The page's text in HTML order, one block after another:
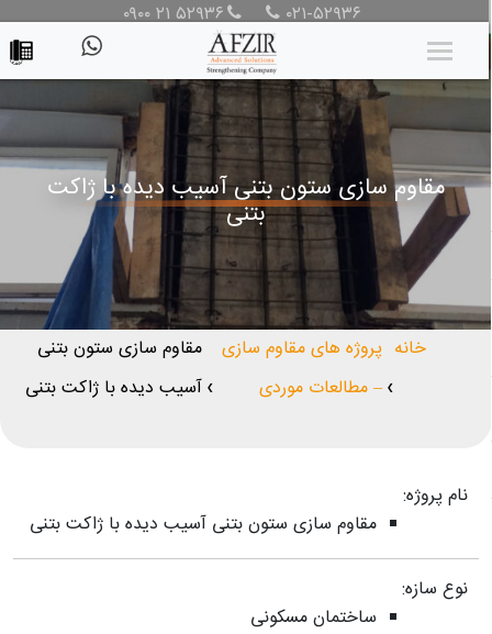
۰۲۱-۵۲۹۳۶ ۰۹۰۰ ۲۱ ۵۲۹۳۶
مقاوم سازی ستون بتنی آسیب دیده با ژاکت
بتنی
خانه
❯
پروژه های مقاوم سازی
– مطالعات موردی
❯
مقاوم سازی ستون بتنی
آسیب دیده با ژاکت بتنی
نام پروژه:
مقاوم سازی ستون بتنی آسیب دیده با ژاکت بتنی
نوع سازه:
ساختمان مسکونی